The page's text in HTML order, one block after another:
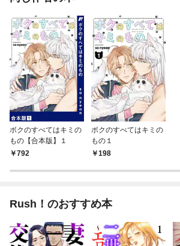
ボクのすべてはキミの
もの【合本版】１
792
ボクのすべてはキミの
もの１
198
Rush！のおすすめ本